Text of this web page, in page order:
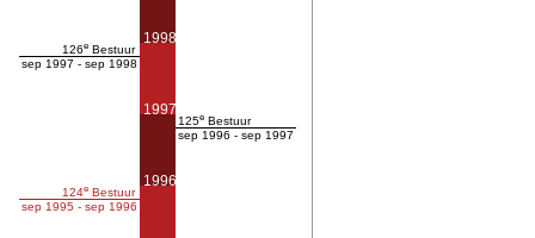
126e Bestuur
sep 1997 - sep 1998
124e Bestuur
sep 1995 - sep 1996
1998
1997
1996
125e Bestuur
sep 1996 - sep 1997